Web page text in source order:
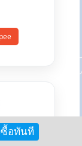
ซื้อทันที